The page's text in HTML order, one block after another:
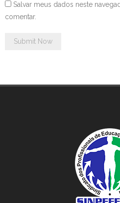
Salvar meus dados neste
comentar.